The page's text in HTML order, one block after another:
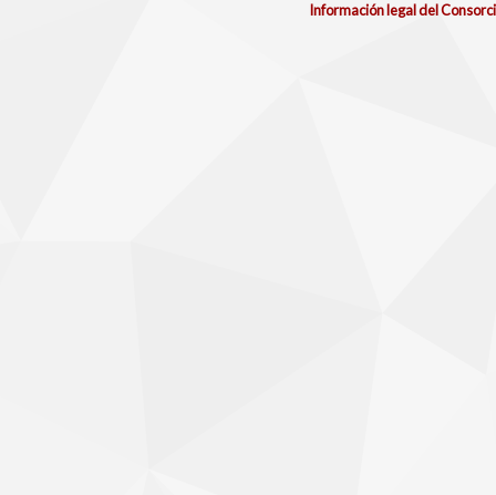
Información legal del